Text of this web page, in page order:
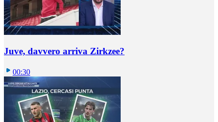
Juve, davvero arriva Zirkzee?
00:30